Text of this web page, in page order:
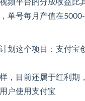
频平台的分成收益比
单号每月产值在
划这个项目：支付宝
，目前还属于红利期
户使用支付宝